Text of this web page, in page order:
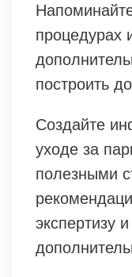
процедурах
построить
Создайте
уходе за
полезными
экспертизу